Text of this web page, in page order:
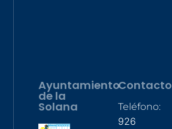
Ayuntamiento
de la
Solana
Contacto
Teléfono:
926